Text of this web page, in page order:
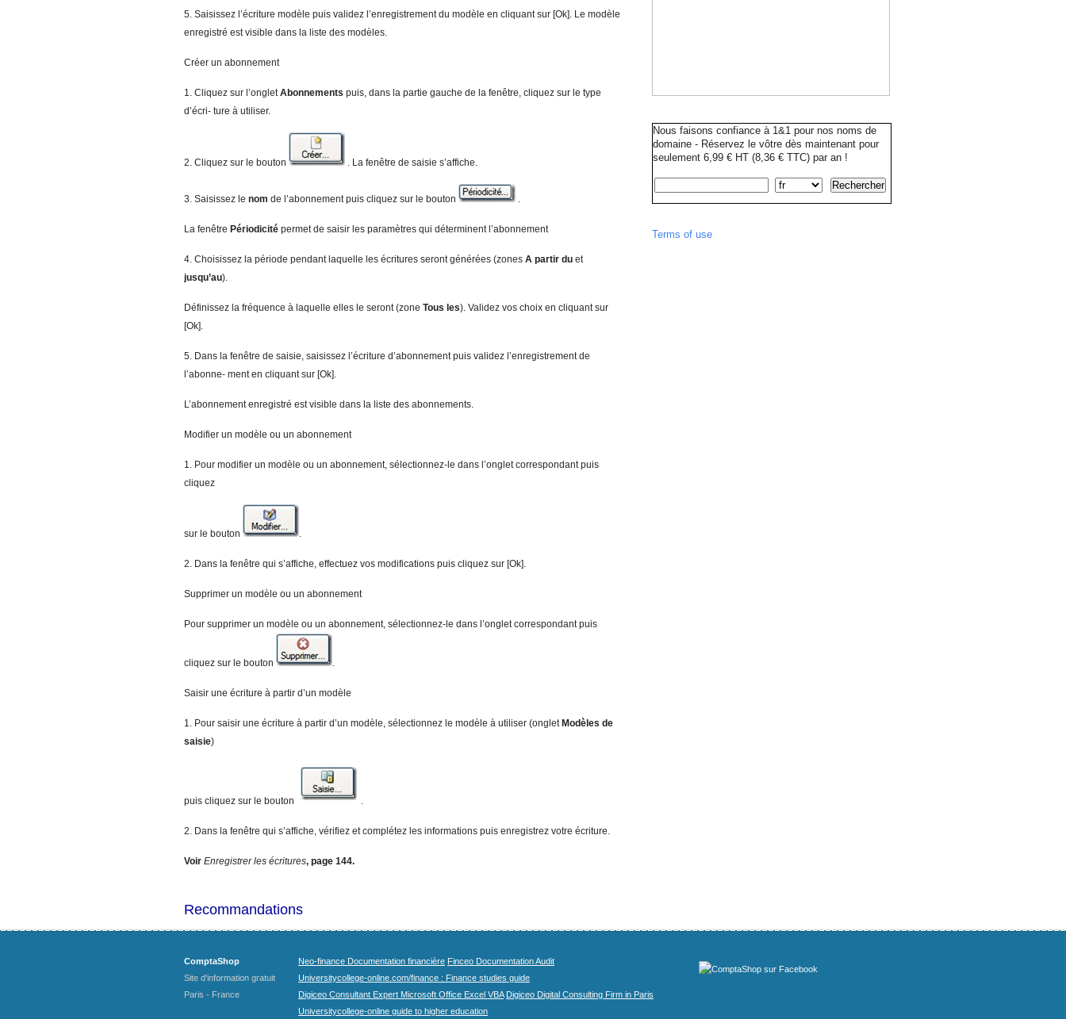
5. Saisissez l’écriture modèle puis validez l’enregistrement du modèle en cliquant sur [Ok]. Le modèle
enregistré est visible dans la liste des modèles.
Créer un abonnement
1. Cliquez sur l’ongletAbonnements puis, dans la partie gauche de la fenêtre, cliquez sur le type
d’écri- ture à utiliser.
2. Cliquez sur le bouton . La fenêtre de saisie s’affiche.
3. Saisissez le nom de l’abonnement puis cliquez sur le bouton .
La fenêtre Périodicité permet de saisir les paramètres qui déterminent l’abonnement
4. Choisissez la période pendant laquelle les écritures seront générées (zones A partir du et
jusqu’au).
Définissez la fréquence à laquelle elles le seront (zone Tous les). Validez vos choix en cliquant sur
[Ok].
5. Dans la fenêtre de saisie, saisissez l’écriture d’abonnement puis validez l’enregistrement de
l’abonne- ment en cliquant sur [Ok].
L’abonnement enregistré est visible dans la liste des abonnements.
Modifier un modèle ou un abonnement
1. Pour modifier un modèle ou un abonnement, sélectionnez-le dans l’onglet correspondant puis
cliquez
sur le bouton .
2. Dans la fenêtre qui s’affiche, effectuez vos modifications puis cliquez sur [Ok].
Supprimer un modèle ou un abonnement
Pour supprimer un modèle ou un abonnement, sélectionnez-le dans l’onglet correspondant puis
cliquez sur le bouton .
Saisir une écriture à partir d’un modèle
1. Pour saisir une écriture à partir d’un modèle, sélectionnez le modèle à utiliser (onglet Modèl es de
saisie)
puis cliquez sur le bouton .
2. Dans la fenêtre qui s’affiche, vérifiez et complétez les informations puis enregistrez votre écriture.
Voir Enregistrer les écritures, page 144.
Nous faisons confiance à 1&1 pour nos noms de
domaine - Réservez le vôtre dès maintenant pour
seulement 6,99 € HT (8,36 € TTC) par an !
Terms of use
Recommandations
ComptaShop
Site d'information gratuit
Paris - France
Neo-finance Documentation financière Finceo Documentation Audit
Universitycollege-online.com/finance : Finance studies guide
Digiceo Consultant Expert Microsoft Office Excel VBA Digiceo Digital Consulting Firm in Paris
Universitycollege-online guide to higher education